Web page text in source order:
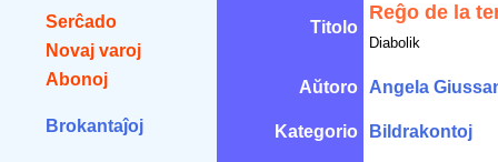
Serĉado
Novaj varoj
Abonoj
Brokantaĵoj
Titolo
Reĝo de la
Diabolik
Aŭtoro Angela
Kategorio Bildrakontoj